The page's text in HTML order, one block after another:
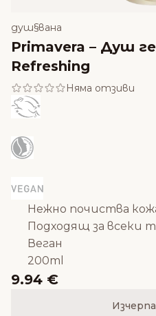
душ§вана
Primavera – Душ
Refreshing
Няма отзиви
Нежно почиства
Подходящ за всеки
Веган
200ml
9.94 €